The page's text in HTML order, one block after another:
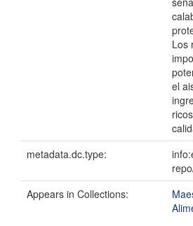
Los
el
metadata.dc.type:
Appears in Collections: